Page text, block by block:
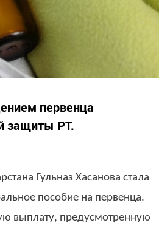
первенца
защиты РТ.
Гульназ Хасанова стала
пособие на первенца.
выплату, предусмотренную